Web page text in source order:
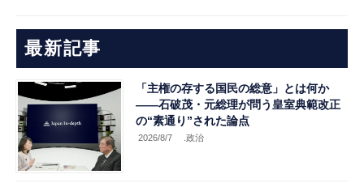
最新記事
「主権の存する国民の総意」とは何か
――石破茂・元総理が問う皇室典範改正
の“素通り”された論点
2026/8/7 .政治